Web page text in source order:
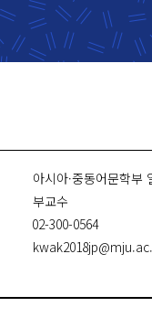
아시아·중동어문학부
부교수
02-300-0564